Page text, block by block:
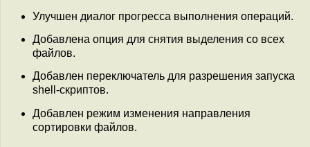
Улучшен диалог прогресса выполнения операций.
Добавлена опция для снятия выделения со всех
файлов.
Добавлен переключатель для разрешения запуска
shell-скриптов.
Добавлен режим изменения направления
сортировки файлов.